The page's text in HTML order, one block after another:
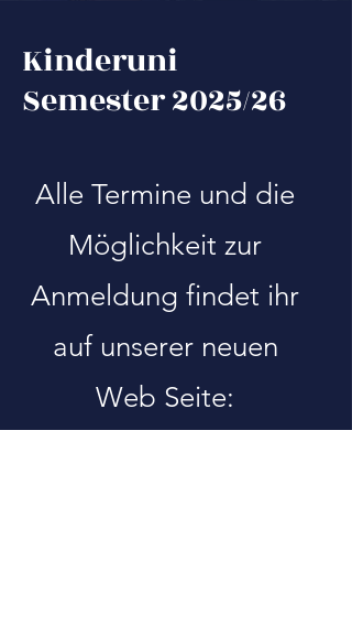
Kinderuni
Semester 2025/26
Alle Termine und die
Möglichkeit zur
Anmeldung findet ihr
auf unserer neuen
Web Seite: